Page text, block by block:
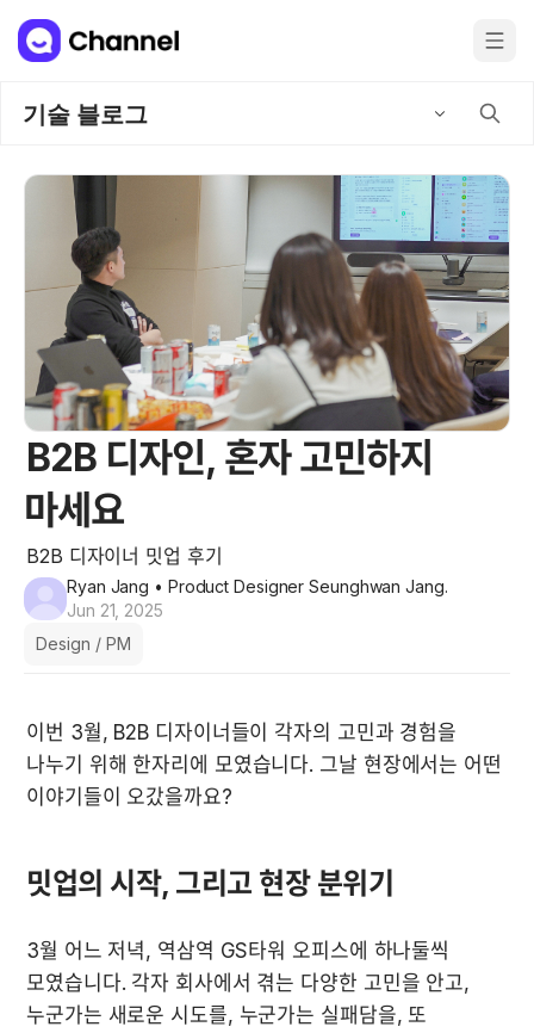
기술 블로그
B2B 디자인, 혼자 고민하지
마세요
B2B 디자이너 밋업 후기
Ryan Jang • Product Designer Seunghwan Jang.
Jun 21, 2025
Design / PM
이번 3월, B2B 디자이너들이 각자의 고민과 경험을
나누기 위해 한자리에 모였습니다. 그날 현장에서는 어떤
이야기들이 오갔을까요?
밋업의 시작, 그리고 현장 분위기
3월 어느 저녁, 역삼역 GS타워 오피스에 하나둘씩
모였습니다. 각자 회사에서 겪는 다양한 고민을 안고,
누군가는 새로운 시도를, 누군가는 실패담을, 또